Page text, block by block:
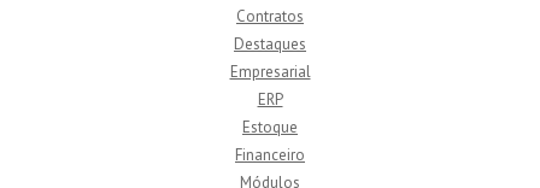
Contratos
Destaques
Empresarial
ERP
Estoque
Financeiro
Módulos